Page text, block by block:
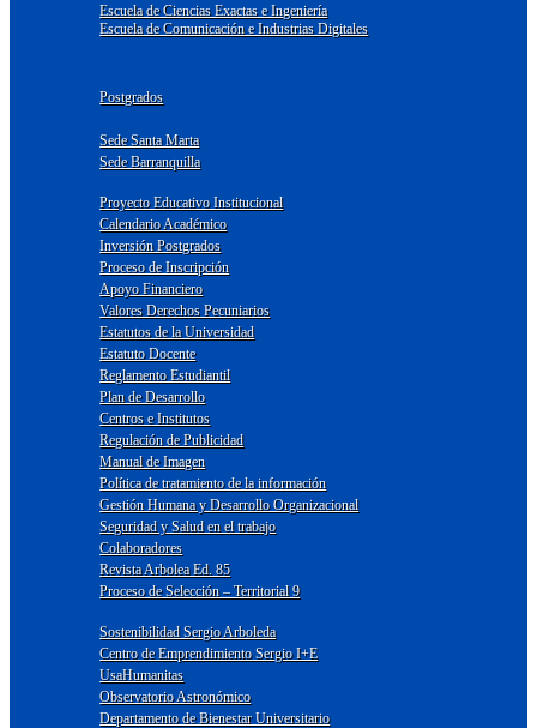
Escuela de Ciencias Exactas e Ingeniería
Escuela de Comunicación e Industrias Digitales
Postgrados
Sede Santa Marta
Sede Barranquilla
Proyecto Educativo Institucional
Calendario Académico
Inversión Postgrados
Proceso de Inscripción
Apoyo Financiero
Valores Derechos Pecuniarios
Estatutos de la Universidad
Estatuto Docente
Reglamento Estudiantil
Plan de Desarrollo
Centros e Institutos
Regulación de Publicidad
Manual de Imagen
Política de tratamiento de la información
Gestión Humana y Desarrollo Organizacional
Seguridad y Salud en el trabajo
Colaboradores
Revista Arbolea Ed. 85
Proceso de Selección – Territorial 9
Sostenibilidad Sergio Arboleda
Centro de Emprendimiento Sergio I+E
UsaHumanitas
Observatorio Astronómico
Departamento de Bienestar Universitario